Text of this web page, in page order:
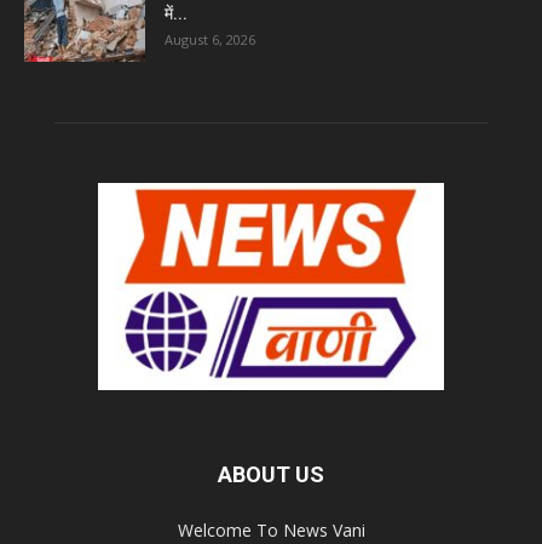
में...
August 6, 2026
ABOUT US
Welcome To News Vani